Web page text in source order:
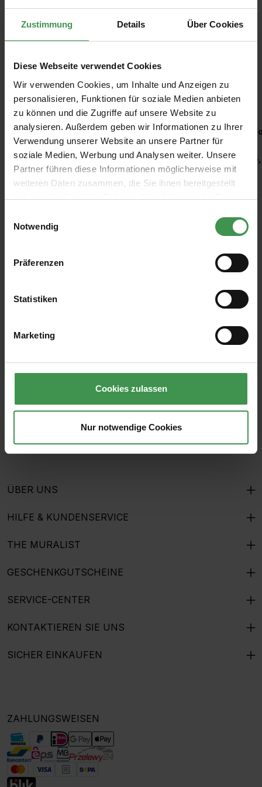
Zustimmung Details Über Cookies
Diese Webseite verwendet Cookies
Wir verwenden Cookies, um Inhalte und Anzeigen zu
personalisieren, Funktionen für soziale Medien anbieten
zu können und die Zugriffe auf unsere Website zu
analysieren. Außerdem geben wir Informationen zu Ihrer
Verwendung unserer Website an unsere Partner für
soziale Medien, Werbung und Analysen weiter. Unsere
Partner führen diese Informationen möglicherweise mit
weiteren Daten zusammen, die Sie ihnen bereitgestellt
haben oder die sie im Rahmen Ihrer Nutzung der Dienste
Notwendig
Präferenzen
Statistiken
Marketing
Cookies zulassen
Nur notwendige Cookies
Empfohlenes Zubehör
Produktgalerie überspringen
Kleisterroller
6,97 €
E-Mail-Adresse*
Ich habe dieDatenschutzbestimmungenzur Kenntnis
einverstanden.
ÜBER UNS
HILFE & KUNDENSERVICE
THE MURALIST
GESCHENKGUTSCHEINE
SERVICE-CENTER
KONTAKTIEREN SIE UNS
SICHER EINKAUFEN
ZAHLUNGSWEISEN